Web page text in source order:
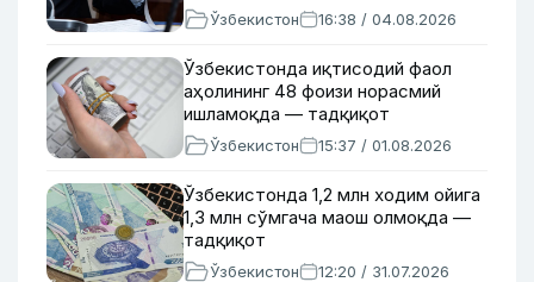
Ўзбекистон 16:38 / 04.08.2026
Ўзбекистонда иқтисодий фаол
аҳолининг 48 фоизи норасмий
ишламоқда — тадқиқот
Ўзбекистон 15:37 / 01.08.2026
Ўзбекистонда 1,2 млн ходим ойига
1,3 млн сўмгача маош олмоқда —
тадқиқот
Ўзбекистон 12:20 / 31.07.2026